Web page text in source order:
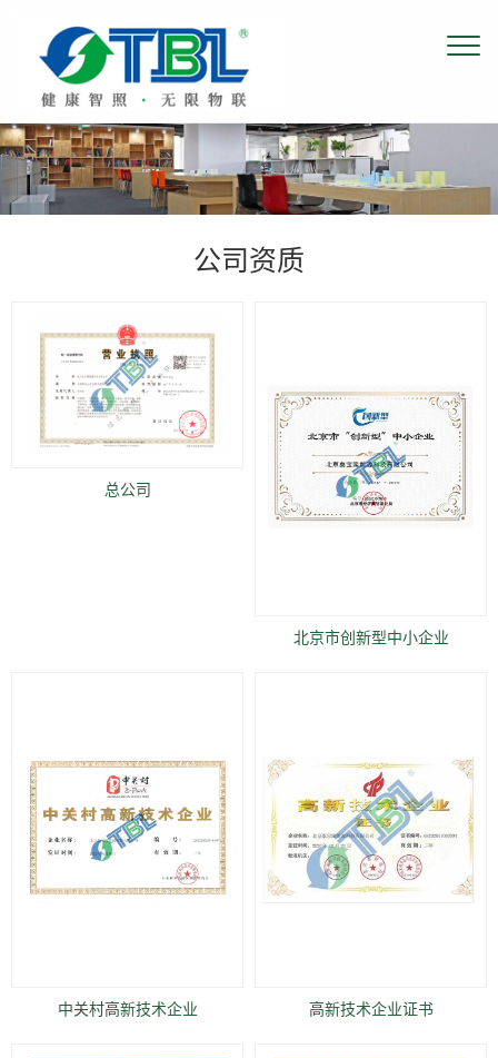
公司资质
总公司
北京市创新型中小企业
中关村高新技术企业 高新技术企业证书